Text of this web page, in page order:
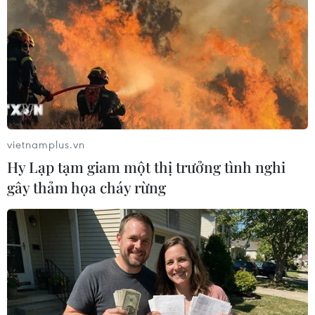
TIN LIÊN QUAN
vietnamplus.vn
Hy Lạp tạm giam một thị trưởng tình nghi
gây thảm họa cháy rừng